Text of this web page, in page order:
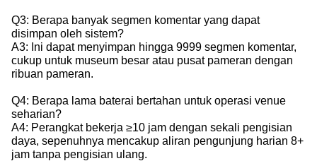
Q3: Berapa banyak segmen komentar yang dapat
disimpan oleh sistem?
A3: Ini dapat menyimpan hingga 9999 segmen komentar,
cukup untuk museum besar atau pusat pameran dengan
ribuan pameran.
Q4: Berapa lama baterai bertahan untuk operasi venue
seharian?
A4: Perangkat bekerja ≥10 jam dengan sekali pengisian
daya, sepenuhnya mencakup aliran pengunjung harian 8+
jam tanpa pengisian ulang.